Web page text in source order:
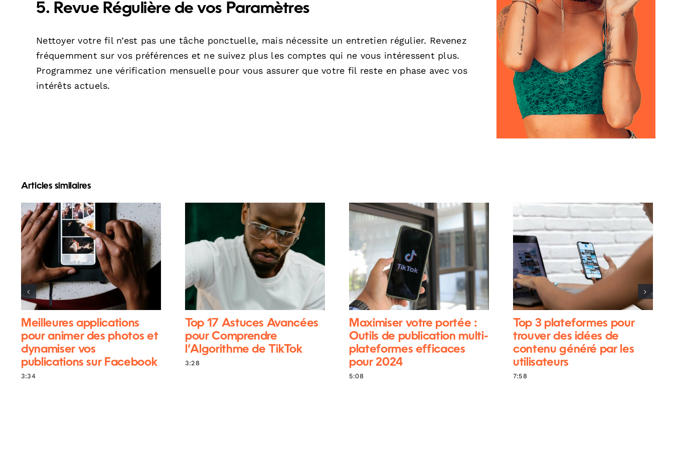
5. Revue Régulière de vos Paramètres
Nettoyer votre fil n’est pas une tâche ponctuelle, mais nécessite un entretien régulier. Revenez
fréquemment sur vos préférences et ne suivez plus les comptes qui ne vous intéressent plus.
Programmez une vérification mensuelle pour vous assurer que votre fil reste en phase avec vos
intérêts actuels.
Articles similaires
Meilleures applications
pour animer des photos et
dynamiser vos
publications sur Facebook
3:34
Top 17 Astuces Avancées
pour Comprendre
l’Algorithme de TikTok
3:28
Maximiser votre portée :
Outils de publication multi-
plateformes efficaces
pour 2024
5:08
Top 3 plateformes pour
trouver des idées de
contenu généré par les
utilisateurs
7:58